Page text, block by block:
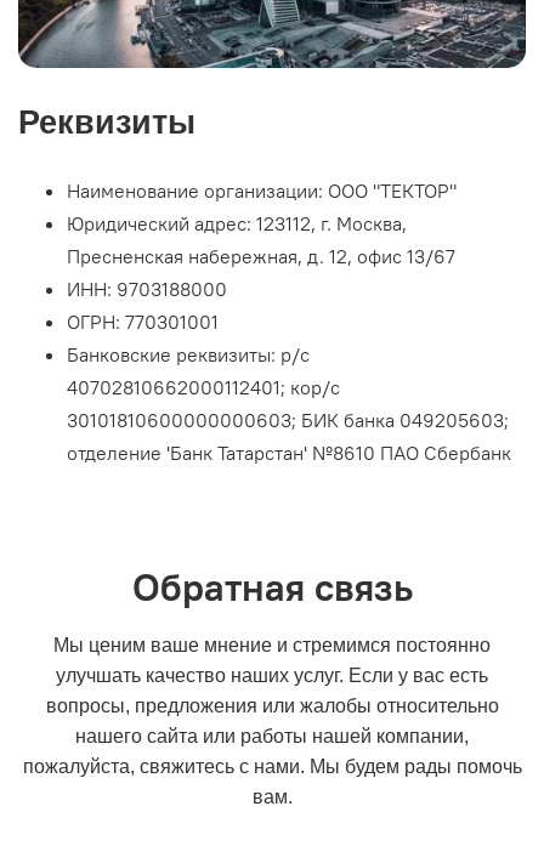
Реквизиты
Наименование организации: ООО "ТЕКТОР"
Юридический адрес: 123112, г. Москва,
Пресненская набережная, д. 12, офис 13/67
ИНН: 9703188000
ОГРН: 770301001
Банковские реквизиты: р/с
40702810662000112401; кор/с
30101810600000000603; БИК банка 049205603;
отделение 'Банк Татарстан' №8610 ПАО Сбербанк
Обратная связь
Мы ценим ваше мнение и стремимся постоянно
улучшать качество наших услуг. Если у вас есть
вопросы, предложения или жалобы относительно
нашего сайта или работы нашей компании,
пожалуйста, свяжитесь с нами. Мы будем рады помочь
вам.